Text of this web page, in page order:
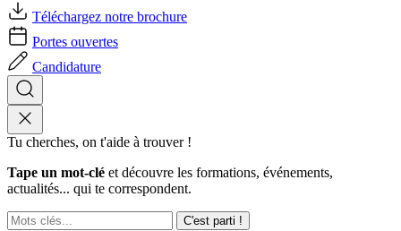
Téléchargez notre brochure
Portes ouvertes
Candidature
Tu cherches, on t'aide à trouver !
Tape un mot-clé et découvre les formations, événements,
actualités... qui te correspondent.
C'est parti !